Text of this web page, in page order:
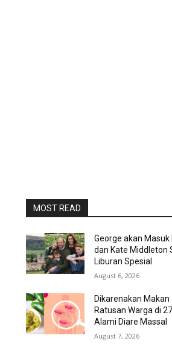
MOST READ
George akan Masuk
dan Kate Middleton
Liburan Spesial
August 6, 2026
Dikarenakan Makan
Ratusan Warga di
Alami Diare Massal
August 7, 2026